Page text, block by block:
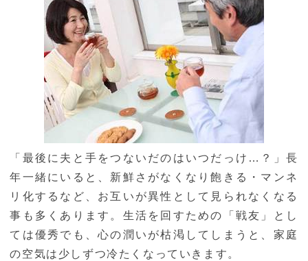
「最後に夫と手をつないだのはいつだっけ…？」長
年一緒にいると、新鮮さがなくなり飽きる・マンネ
リ化するなど、お互いが異性として見られなくなる
事も多くあります。生活を回すための「戦友」とし
ては優秀でも、心の潤いが枯渇してしまうと、家庭
の空気は少しずつ冷たくなっていきます。